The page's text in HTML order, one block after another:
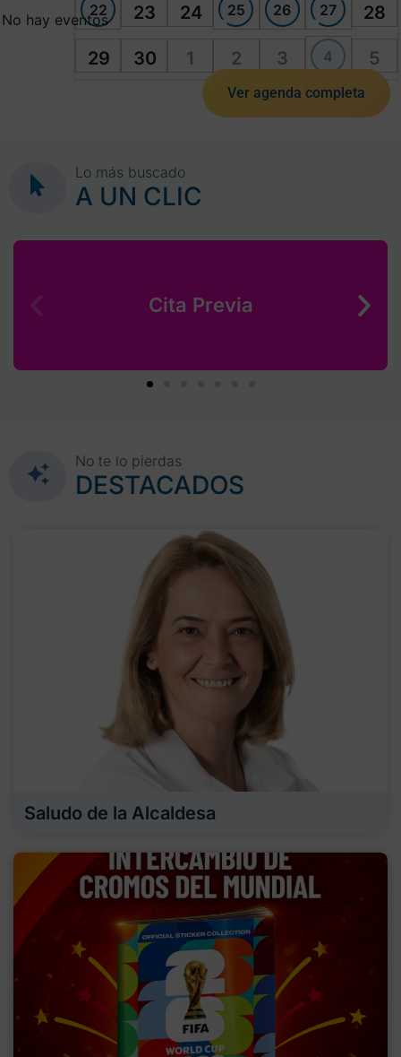
22 23 24 25 26 27 28
29 30 1 2 3 4 5
No hay eventos
Ver agenda completa
Lo más buscado
A UN CLIC
Cita Previa
No te lo pierdas
DESTACADOS
Saludo de la Alcaldesa